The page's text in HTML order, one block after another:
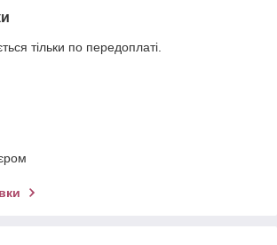
тільки по передоплаті.